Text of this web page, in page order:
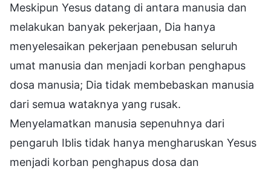
Meskipun Yesus datang di antara manusia dan
melakukan banyak pekerjaan, Dia hanya
menyelesaikan pekerjaan penebusan seluruh
umat manusia dan menjadi korban penghapus
dosa manusia; Dia tidak membebaskan manusia
dari semua wataknya yang rusak.
Menyelamatkan manusia sepenuhnya dari
pengaruh Iblis tidak hanya mengharuskan Yesus
menjadi korban penghapus dosa dan